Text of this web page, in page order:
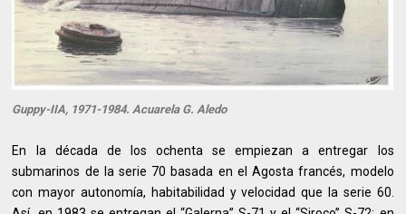
Guppy-IIA, 1971-1984. Acuarela G. Aledo
En la década de los ochenta se empiezan a entregar los
submarinos de la serie 70 basada en el Agosta francés, modelo
con mayor autonomía, habitabilidad y velocidad que la serie 60.